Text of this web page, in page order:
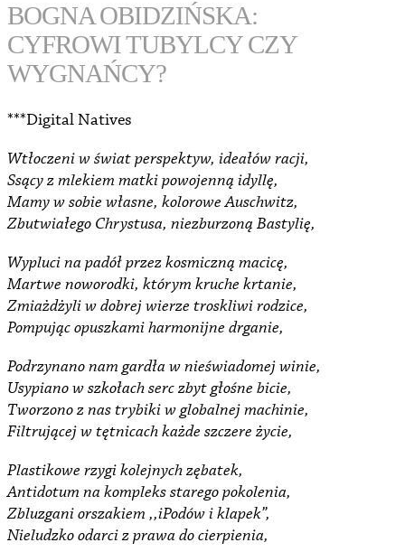
BOGNA OBIDZIŃSKA:
CYFROWI TUBYLCY CZY
WYGNAŃCY?
***Digital Natives
Wtłoczeni w świat perspektyw, ideałów racji,
Ssący z mlekiem matki powojenną idyllę,
Mamy w sobie własne, kolorowe Auschwitz,
Zbutwiałego Chrystusa, niezburzoną Bastylię,
Wypluci na padół przez kosmiczną macicę,
Martwe noworodki, którym kruche krtanie,
Zmiażdżyli w dobrej wierze troskliwi rodzice,
Pompując opuszkami harmonijne drganie,
Podrzynano nam gardła w nieświadomej winie,
Usypiano w szkołach serc zbyt głośne bicie,
Tworzono z nas trybiki w globalnej machinie,
Filtrującej w tętnicach każde szczere życie,
Plastikowe rzygi kolejnych zębatek,
Antidotum na kompleks starego pokolenia,
Zbluzgani orszakiem ,,iPodów i klapek”,
Nieludzko odarci z prawa do cierpienia,